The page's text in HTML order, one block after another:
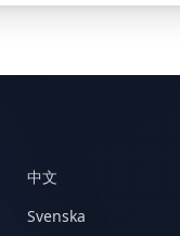
中文
Svenska